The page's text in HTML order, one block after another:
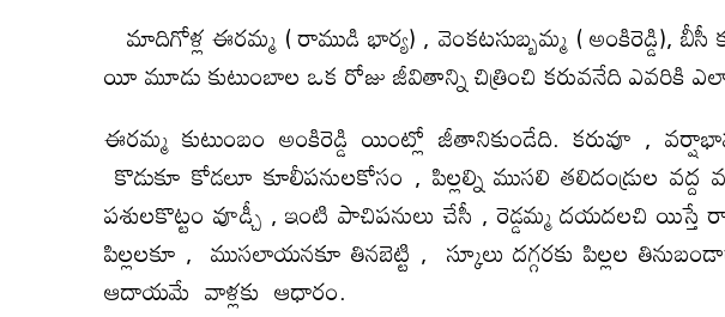
మాదిగోళ్ల ఈరమ్మ ( రాముడి భార్య) , వెంకటసుబ్బమ్మ ( అంకిరెడ్డి),
యీ మూడు కుటుంబాల ఒక రోజు జీవితాన్ని చిత్రించి కరువనేది ఎవరికి ఎలా
ఈరమ్మ కుటుంబం అంకిరెడ్డి యింట్లో జీతానికుండేది. కరువూ ,
కొడుకూ కోడలూ కూలీపనులకోసం , పిల్లల్ని ముసలి తలిదండ్రుల
పశులకొట్టం వూడ్చీ , ఇంటి పాచిపనులు చేసీ , రెడ్డమ్మ దయదలచి యిస్తే
పిల్లలకూ , ముసలాయనకూ తినబెట్టి , స్కూలు దగ్గరకు పిల్లల
ఆదాయమే వాళ్లకు ఆధారం.